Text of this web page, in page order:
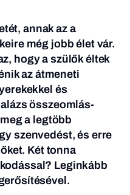
annak az a
még jobb élet vár.
hogy a szülők éltek
az átmeneti
és
összeomlás-
a legtöbb
szenvedést, és erre
Két tonna
Leginkább